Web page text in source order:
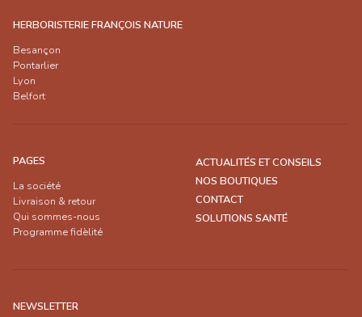
HERBORISTERIE FRANÇOIS NATURE
Besançon
Pontarlier
Lyon
Belfort
PAGES
La société
Livraison & retour
Qui sommes-nous
Programme fidèlité
ACTUALITÉS ET CONSEILS
NOS BOUTIQUES
CONTACT
SOLUTIONS SANTÉ
NEWSLETTER